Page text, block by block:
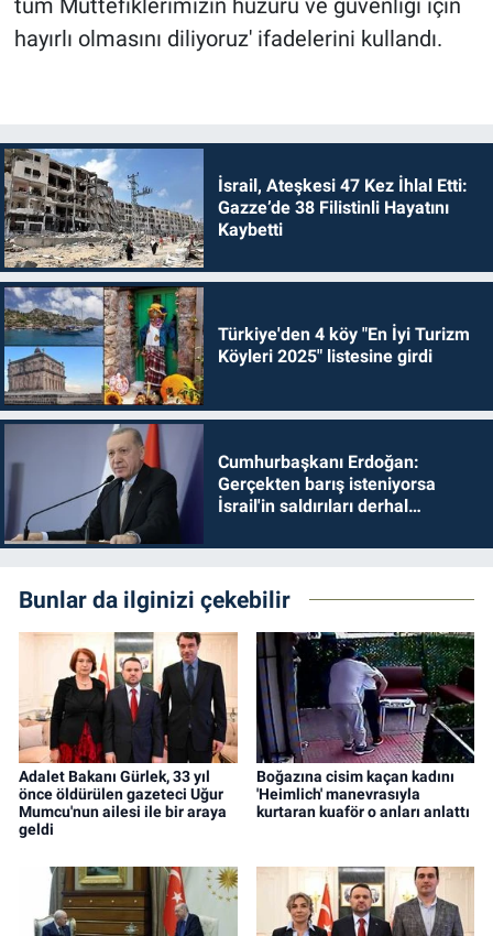
hayırlı olmasını diliyoruz' ifadelerini kullandı.
İsrail, Ateşkesi 47 Kez İhlal Etti:
Gazze’de 38 Filistinli Hayatını
Kaybetti
Türkiye'den 4 köy "En İyi Turizm
Köyleri 2025" listesine girdi
Cumhurbaşkanı Erdoğan:
Gerçekten barış isteniyorsa
İsrail'in saldırıları derhal
Bunlar da ilginizi çekebilir
Adalet Bakanı Gürlek, 33 yıl
önce öldürülen gazeteci Uğur
Mumcu'nun ailesi ile bir araya
geldi
Boğazına cisim kaçan kadını
'Heimlich' manevrasıyla
kurtaran kuaför o anları anlattı